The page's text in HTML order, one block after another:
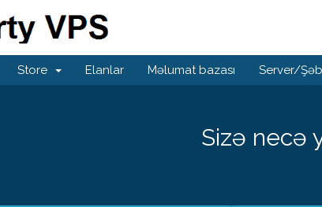
Store Elanlar Məlumat bazası Server/
Sizə necə